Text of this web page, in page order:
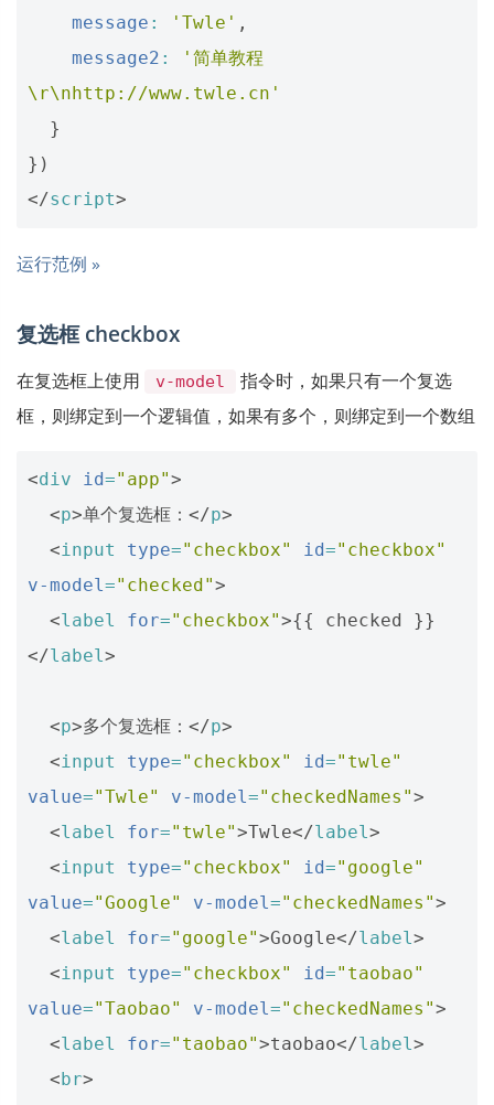
message : 'Twle' ,
message2 :
'简单教程
\r\nhttp://www.twle.cn'
}
})
</script>
运行范例 »
复选框 checkbox
在复选框上使用 v-model
指令时，如果只有一个复选
框，则绑定到一个逻辑值，如果有多个，则绑定到一个数组
<div id="app">
<p>单个复选框： </p>
<input type="checkbox" id="checkbox"
v-model="checked">
<label for="checkbox">{{ checked }}
</label>
<p>多个复选框： </p>
<input type="checkbox" id="twle"
value="Twle" v-model="checkedNames">
<label for="twle">Twle</label>
<input type="checkbox" id="google"
value="Google" v-model="checkedNames">
<label for="google">Google</label>
<input type="checkbox" id="taobao"
value="Taobao" v-model="checkedNames">
<label for="taobao">taobao</label>
<br>